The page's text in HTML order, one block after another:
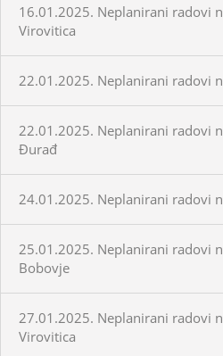
16.01.2025. Neplanirani radovi
Virovitica
22.01.2025. Neplanirani radovi
22.01.2025. Neplanirani radovi
Đurađ
24.01.2025. Neplanirani radovi
25.01.2025. Neplanirani radovi
Bobovje
27.01.2025. Neplanirani radovi
Virovitica